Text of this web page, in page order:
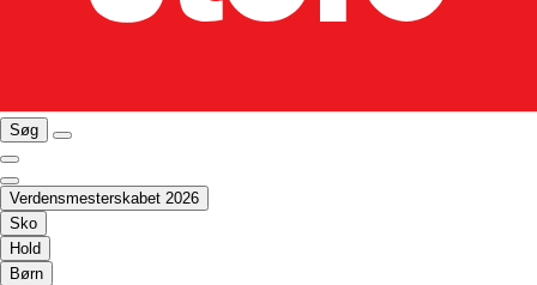
Søg
Verdensmesterskabet 2026
Sko
Hold
Børn